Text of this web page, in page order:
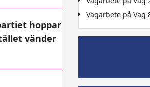
hoppar
vänder
Vägarbete på Väg